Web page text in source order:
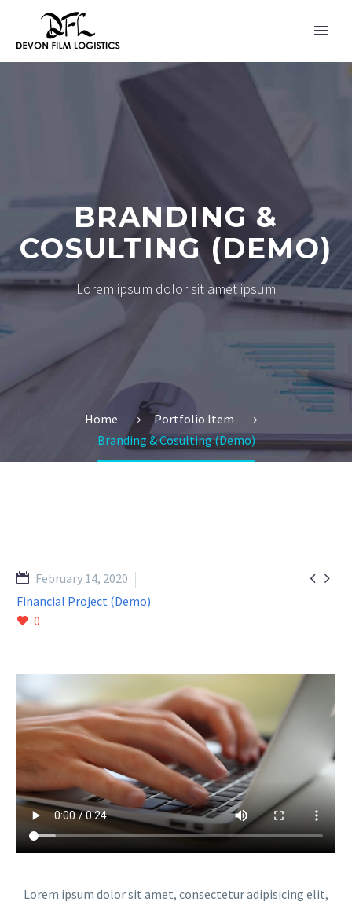
BRANDING &
COSULTING (DEMO)
Lorem ipsum dolor sit amet ipsum
Home
Portfolio Item
Branding & Cosulting (Demo)
 
February 14, 2020
Financial Project (Demo)
0
Lorem ipsum dolor sit amet, consectetur adipisicing elit,